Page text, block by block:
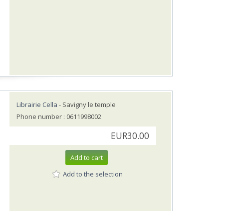
Librairie Cella - Savigny le temple
Phone number : 0611998002
EUR30.00
Add to cart
Add to the selection